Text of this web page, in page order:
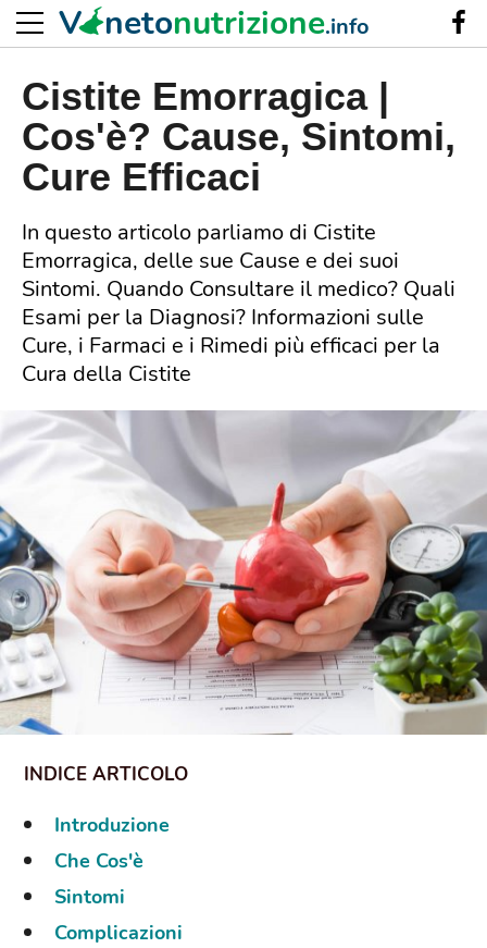
Cistite Emorragica |
Cos'è? Cause, Sintomi,
Cure Efficaci
In questo articolo parliamo di Cistite
Emorragica, delle sue Cause e dei suoi
Sintomi. Quando Consultare il medico? Quali
Esami per la Diagnosi? Informazioni sulle
Cure, i Farmaci e i Rimedi più efficaci per la
Cura della Cistite
Introduzione
Che Cos'è
Sintomi
Complicazioni
V netonutrizione.info